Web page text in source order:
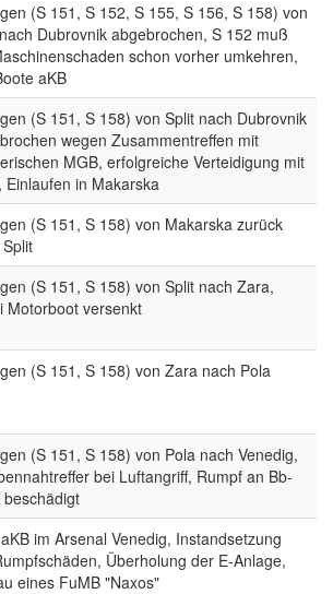
(S 151, S 152, S 155, S 156, S 158) von
Dubrovnik abgebrochen, S 152 muß
schon vorher umkehren,
aKB
(S 151, S 158) von Split nach Dubrovnik
wegen Zusammentreffen mit
MGB, erfolgreiche Verteidigung mit
Einlaufen in Makarska
(S 151, S 158) von Makarska zurück
(S 151, S 158) von Split nach Zara,
Motorboot versenkt
(S 151, S 158) von Zara nach Pola
(S 151, S 158) von Pola nach Venedig,
bei Luftangriff, Rumpf an Bb-
beschädigt
im Arsenal Venedig, Instandsetzung
Überholung der E-Anlage,
eines FuMB "Naxos"